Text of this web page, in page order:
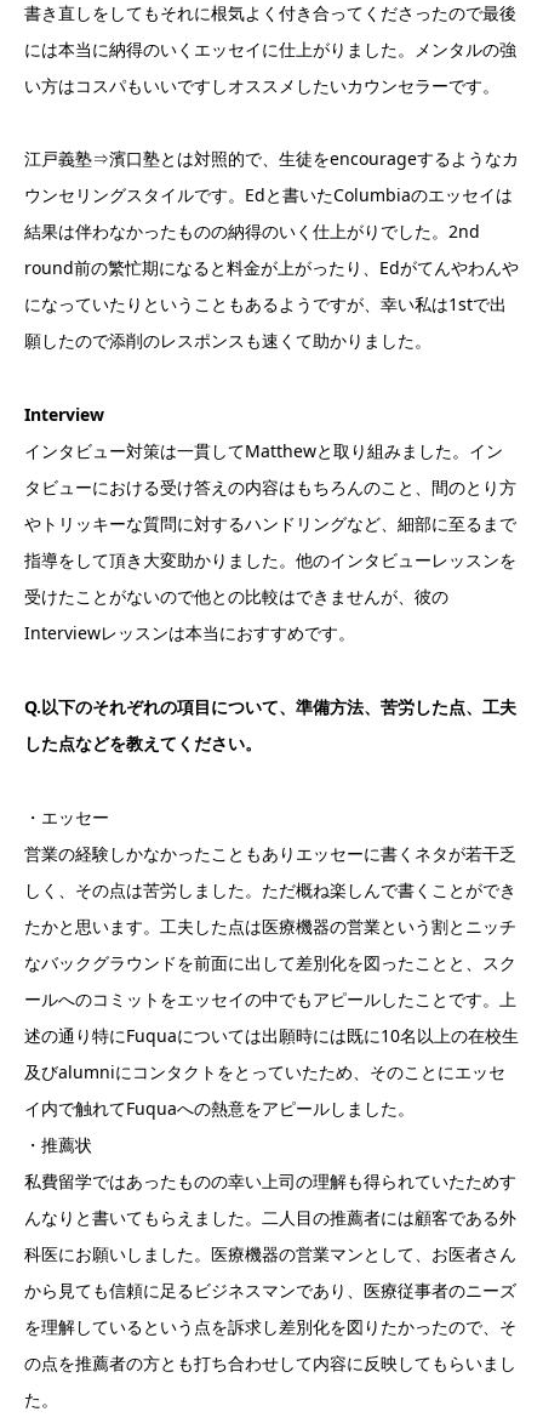
書き直しをしてもそれに根気よく付き合ってくださったので最後
には本当に納得のいくエッセイに仕上がりました。メンタルの強
い方はコスパもいいですしオススメしたいカウンセラーです。
江戸義塾⇒濱口塾とは対照的で、生徒をencourageするようなカ
ウンセリングスタイルです。Edと書いたColumbiaのエッセイは
結果は伴わなかったものの納得のいく仕上がりでした。2nd
round前の繁忙期になると料金が上がったり、Edがてんやわんや
になっていたりということもあるようですが、幸い私は1stで出
願したので添削のレスポンスも速くて助かりました。
Interview
インタビュー対策は一貫してMatthewと取り組みました。イン
タビューにおける受け答えの内容はもちろんのこと、間のとり方
やトリッキーな質問に対するハンドリングなど、細部に至るまで
指導をして頂き大変助かりました。他のインタビューレッスンを
受けたことがないので他との比較はできませんが、彼の
Interviewレッスンは本当におすすめです。
Q.以下のそれぞれの項目について、準備方法、苦労した点、工夫
した点などを教えてください。
・エッセー
営業の経験しかなかったこともありエッセーに書くネタが若干乏
しく、その点は苦労しました。ただ概ね楽しんで書くことができ
たかと思います。工夫した点は医療機器の営業という割とニッチ
なバックグラウンドを前面に出して差別化を図ったことと、スク
ールへのコミットをエッセイの中でもアピールしたことです。上
述の通り特にFuquaについては出願時には既に10名以上の在校生
及びalumniにコンタクトをとっていたため、そのことにエッセ
イ内で触れてFuquaへの熱意をアピールしました。
・推薦状
私費留学ではあったものの幸い上司の理解も得られていたためす
んなりと書いてもらえました。二人目の推薦者には顧客である外
科医にお願いしました。医療機器の営業マンとして、お医者さん
から見ても信頼に足るビジネスマンであり、医療従事者のニーズ
を理解しているという点を訴求し差別化を図りたかったので、そ
の点を推薦者の方とも打ち合わせして内容に反映してもらいまし
た。